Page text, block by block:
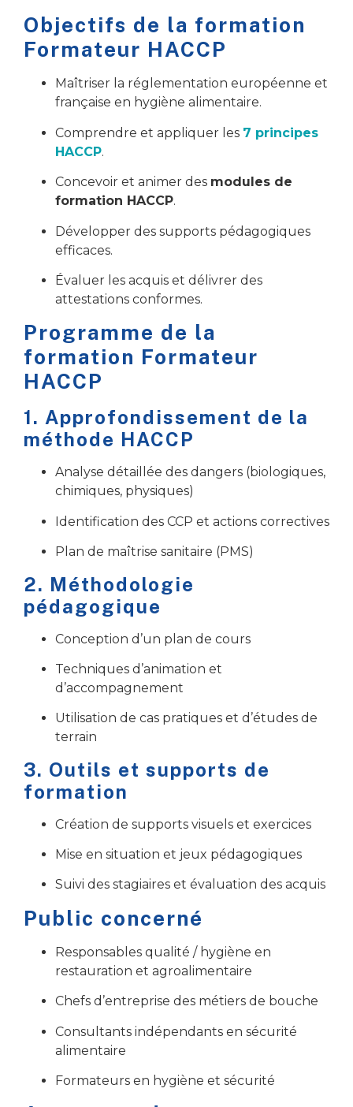
Objectifs de la formation
Formateur HACCP
Maîtriser la réglementation européenne et
française en hygiène alimentaire.
Comprendre et appliquer les 7 principes
HACCP.
Concevoir et animer des modules de
formation HACCP.
Développer des supports pédagogiques
efficaces.
Évaluer les acquis et délivrer des
attestations conformes.
Programme de la
formation Formateur
HACCP
1. Approfondissement de la
méthode HACCP
Analyse détaillée des dangers (biologiques,
chimiques, physiques)
Identification des CCP et actions correctives
Plan de maîtrise sanitaire (PMS)
2. Méthodologie
pédagogique
Conception d’un plan de cours
Techniques d’animation et
d’accompagnement
Utilisation de cas pratiques et d’études de
terrain
3. Outils et supports de
formation
Création de supports visuels et exercices
Mise en situation et jeux pédagogiques
Suivi des stagiaires et évaluation des acquis
Public concerné
Responsables qualité / hygiène en
restauration et agroalimentaire
Chefs d’entreprise des métiers de bouche
Consultants indépendants en sécurité
alimentaire
Formateurs en hygiène et sécurité